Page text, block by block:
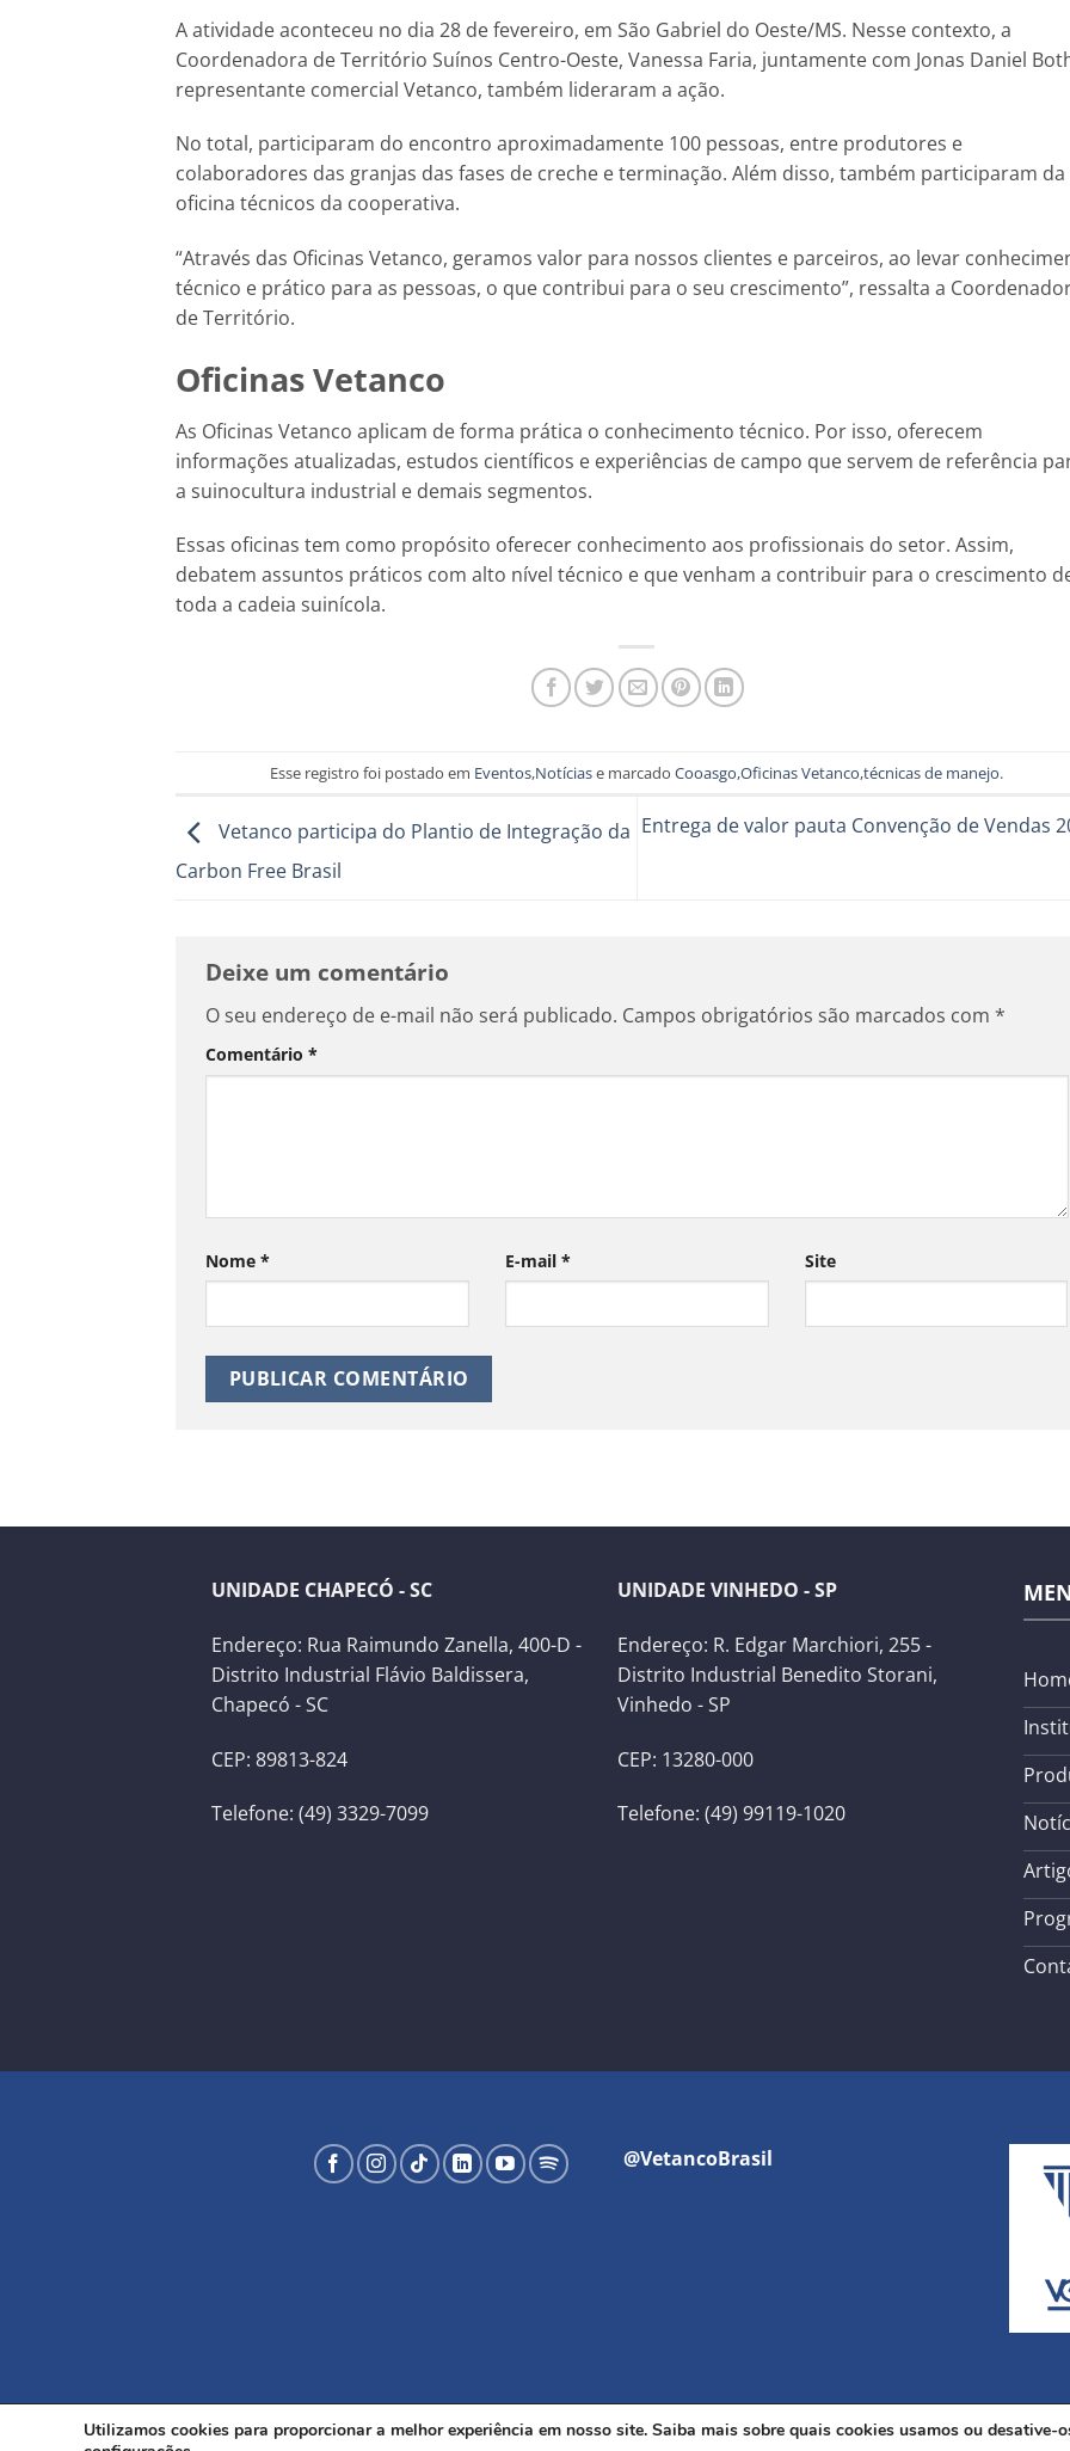
A atividade aconteceu no dia 28 de fevereiro, em São Gabriel do Oeste/MS. Nesse contexto, a
Coordenadora de Território Suínos Centro-Oeste, Vanessa Faria, juntamente com Jonas Daniel
representante comercial Vetanco, também lideraram a ação.
No total, participaram do encontro aproximadamente 100 pessoas, entre produtores e
colaboradores das granjas das fases de creche e terminação. Além disso, também participaram da
oficina técnicos da cooperativa.
“Através das Oficinas Vetanco, geramos valor para nossos clientes e parceiros, ao levar
técnico e prático para as pessoas, o que contribui para o seu crescimento”, ressalta a
de Território.
Oficinas Vetanco
As Oficinas Vetanco aplicam de forma prática o conhecimento técnico. Por isso, oferecem
informações atualizadas, estudos científicos e experiências de campo que servem de referência
a suinocultura industrial e demais segmentos.
Essas oficinas tem como propósito oferecer conhecimento aos profissionais do setor. Assim,
debatem assuntos práticos com alto nível técnico e que venham a contribuir para o crescimento
toda a cadeia suinícola.
Esse registro foi postado em Eventos,Notíciase marcadoCooasgo,Oficinas Vetanco,técnicas de manejo.
Vetanco participa do Plantio de Integração da
Carbon Free Brasil
Entrega de valor pauta Convenção de Vendas
Deixe um comentário
O seu endereço de e-mail não será publicado. Campos obrigatórios são marcados com *
Comentário *
Nome * E-mail * Site
UNIDADE CHAPECÓ - SC
Endereço: Rua Raimundo Zanella, 400-D -
Distrito Industrial Flávio Baldissera,
Chapecó - SC
CEP: 89813-824
Telefone: (49) 3329-7099
UNIDADE VINHEDO - SP
Endereço: R. Edgar Marchiori, 255 -
Distrito Industrial Benedito Storani,
Vinhedo - SP
CEP: 13280-000
Telefone: (49) 99119-1020
@VetancoBrasil
Copyright 2026 ©
Utilizamos cookies para proporcionar a melhor experiência em nosso site. Saiba mais sobre quais cookies usamos ou desative-